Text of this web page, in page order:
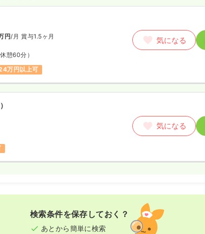
円/月 賞与1.5ヶ月
休憩60分）
万円以上可
気になる
気になる
検索条件を保存しておく？
あとから簡単に検索